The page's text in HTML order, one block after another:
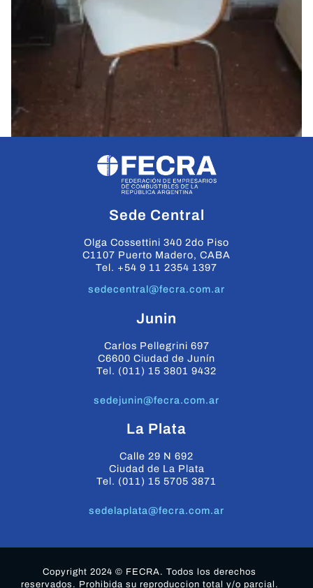
Sede Central
Olga Cossettini 340 2do Piso
C1107 Puerto Madero, CABA
Tel. +54 9 11 2354 1397
sedecentral@fecra.com.ar
Junin
Carlos Pellegrini 697
C6600 Ciudad de Junín
Tel. (011) 15 3801 9432
sedejunin@fecra.com.ar
La Plata
Calle 29 N 692
Ciudad de La Plata
Tel. (011) 15 5705 3871
sedelaplata@fecra.com.ar
Copyright 2024 © FECRA. Todos los derechos
reservados. Prohibida su reproduccion total y/o parcial.